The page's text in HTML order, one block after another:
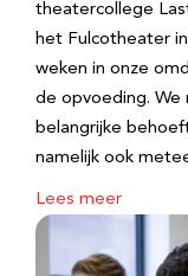
theatercollege
het Fulcotheater
weken in onze
de opvoeding. We
belangrijke
namelijk ook
Lees meer